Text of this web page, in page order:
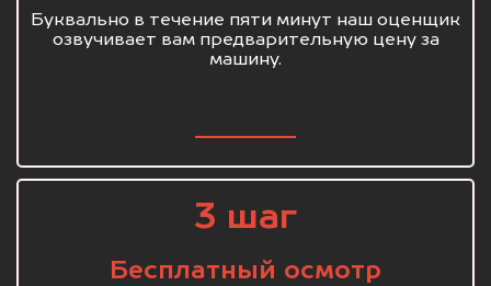
Буквально в течение пяти минут наш оценщик
озвучивает вам предварительную цену за
машину.
3 шаг
Бесплатный осмотр